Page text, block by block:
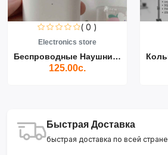
( 0 )
Electronics store
Беспроводные Наушники Air...
125.00с.
Быстрая Доставка
быстрая доставка по всей стране